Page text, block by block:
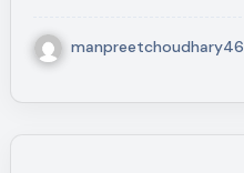
manpreetchoudhary46